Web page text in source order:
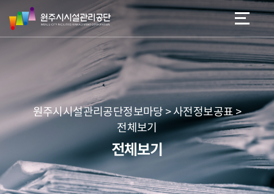
네
본문 바로가기
메뉴 바로가기
원
주
시
리
공
단
원주시시설관리공단정보마당 > 사전정보공표 >
전체보기
전체보기